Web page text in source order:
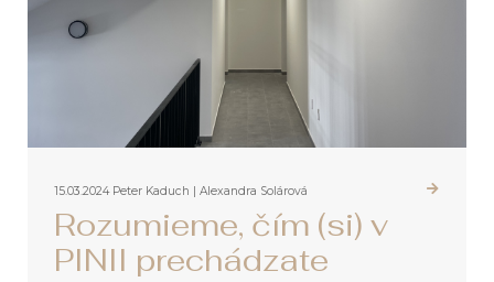
15.03.2024 Peter Kaduch | Alexandra Solárová
Rozumieme, čím (si) v
PINII prechádzate